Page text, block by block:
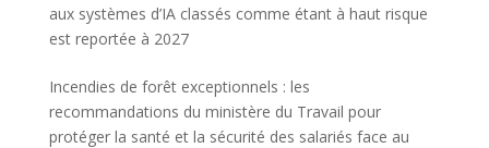
aux systèmes d’IA classés comme étant à haut risque
est reportée à 2027
Incendies de forêt exceptionnels : les
recommandations du ministère du Travail pour
protéger la santé et la sécurité des salariés face au